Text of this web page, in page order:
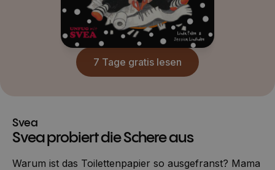
7 Tage gratis lesen
Svea
Svea probiert die Schere aus
Warum ist das Toilettenpapier so ausgefranst? Mama